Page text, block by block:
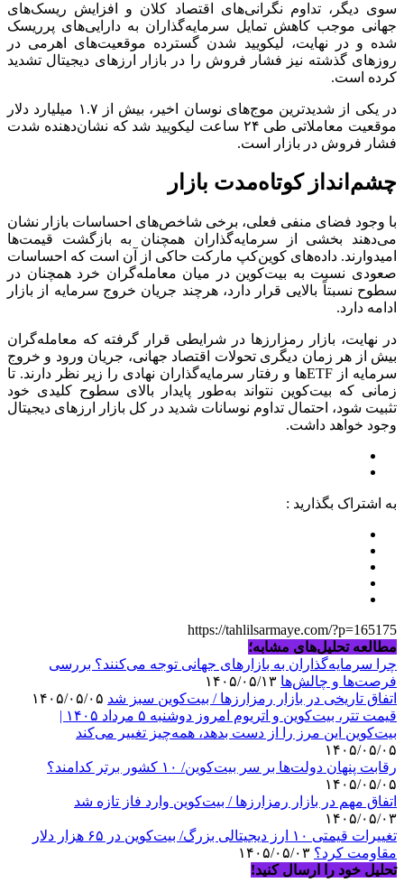
سوی دیگر، تداوم نگرانی‌های اقتصاد کلان و افزایش ریسک‌های
جهانی موجب کاهش تمایل سرمایه‌گذاران به دارایی‌های پرریسک
شده و در نهایت، لیکویید شدن گسترده موقعیت‌های اهرمی در
روزهای گذشته نیز فشار فروش را در بازار ارزهای دیجیتال تشدید
کرده است.
در یکی از شدیدترین موج‌های نوسان اخیر، بیش از ۱.۷ میلیارد دلار
موقعیت معاملاتی طی ۲۴ ساعت لیکویید شد که نشان‌دهنده شدت
فشار فروش در بازار است.
چشم‌انداز کوتاه‌مدت بازار
با وجود فضای منفی فعلی، برخی شاخص‌های احساسات بازار نشان
می‌دهند بخشی از سرمایه‌گذاران همچنان به بازگشت قیمت‌ها
امیدوارند. داده‌های کوین‌کپ مارکت حاکی از آن است که احساسات
صعودی نسبت به بیت‌کوین در میان معامله‌گران خرد همچنان در
سطوح نسبتاً بالایی قرار دارد، هرچند جریان خروج سرمایه از بازار
ادامه دارد.
در نهایت، بازار رمزارزها در شرایطی قرار گرفته که معامله‌گران
بیش از هر زمان دیگری تحولات اقتصاد جهانی، جریان ورود و خروج
سرمایه از ETFها و رفتار سرمایه‌گذاران نهادی را زیر نظر دارند. تا
زمانی که بیت‌کوین نتواند به‌طور پایدار بالای سطوح کلیدی خود
تثبیت شود، احتمال تداوم نوسانات شدید در کل بازار ارزهای دیجیتال
وجود خواهد داشت.
به اشتراک بگذارید :
https://tahlilsarmaye.com/?p=165175
مطالعه تحلیل‌های مشابه؛
چرا سرمایه‌گذاران به بازارهای جهانی توجه می‌کنند؟ بررسی
فرصت‌ها و چالش‌ها
اتفاق تاریخی در بازار رمزارزها / بیت‌کوین سبز شد
قیمت تتر، بیت‌کوین و اتریوم امروز دوشنبه ۵ مرداد ۱۴۰۵ |
بیت‌کوین این مرز را از دست بدهد، همه‌چیز تغییر می‌کند
۱۴۰۵/۰۵/۰۵
رقابت پنهان دولت‌ها بر سر بیت‌کوین/ ۱۰ کشور برتر کدامند؟
۱۴۰۵/۰۵/۰۵
اتفاق مهم در بازار رمزارزها / بیت‌کوین وارد فاز تازه شد
۱۴۰۵/۰۵/۰۳
تغییرات قیمتی ۱۰ ارز دیجیتالی بزرگ/ بیت‌کوین در ۶۵ هزار دلار
مقاومت کرد؟
تحلیل خود را ارسال کنید!